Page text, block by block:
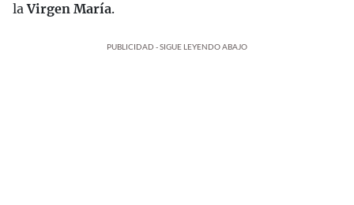
laVirgen María.
PUBLICIDAD - SIGUE LEYENDO ABAJO